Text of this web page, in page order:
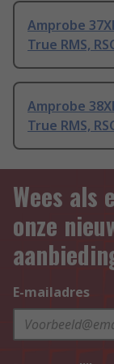
Amprobe
True RMS,
Amprobe
True RMS,
Wees als
onze
E-mailadres